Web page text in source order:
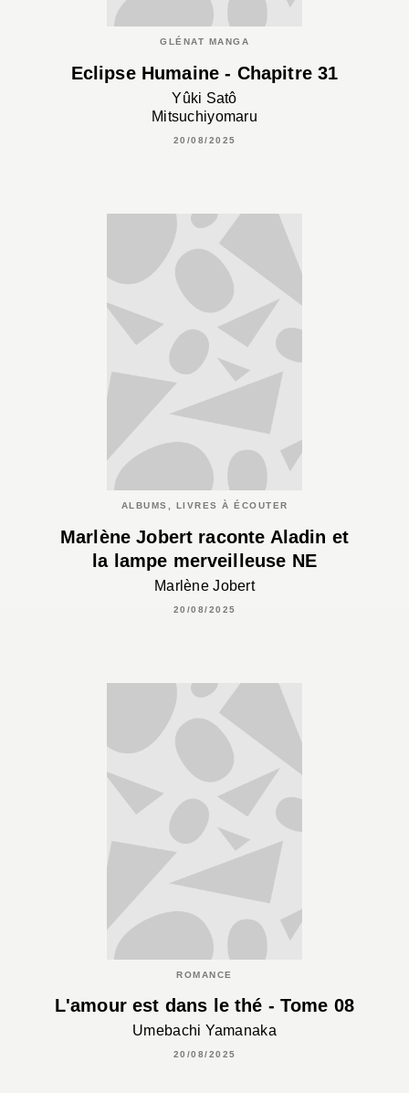
GLÉNAT MANGA
Eclipse Humaine - Chapitre 31
Yûki Satô
Mitsuchiyomaru
20/08/2025
ALBUMS, LIVRES À ÉCOUTER
Marlène Jobert raconte Aladin et
la lampe merveilleuse NE
Marlène Jobert
20/08/2025
ROMANCE
L'amour est dans le thé - Tome 08
Umebachi Yamanaka
20/08/2025